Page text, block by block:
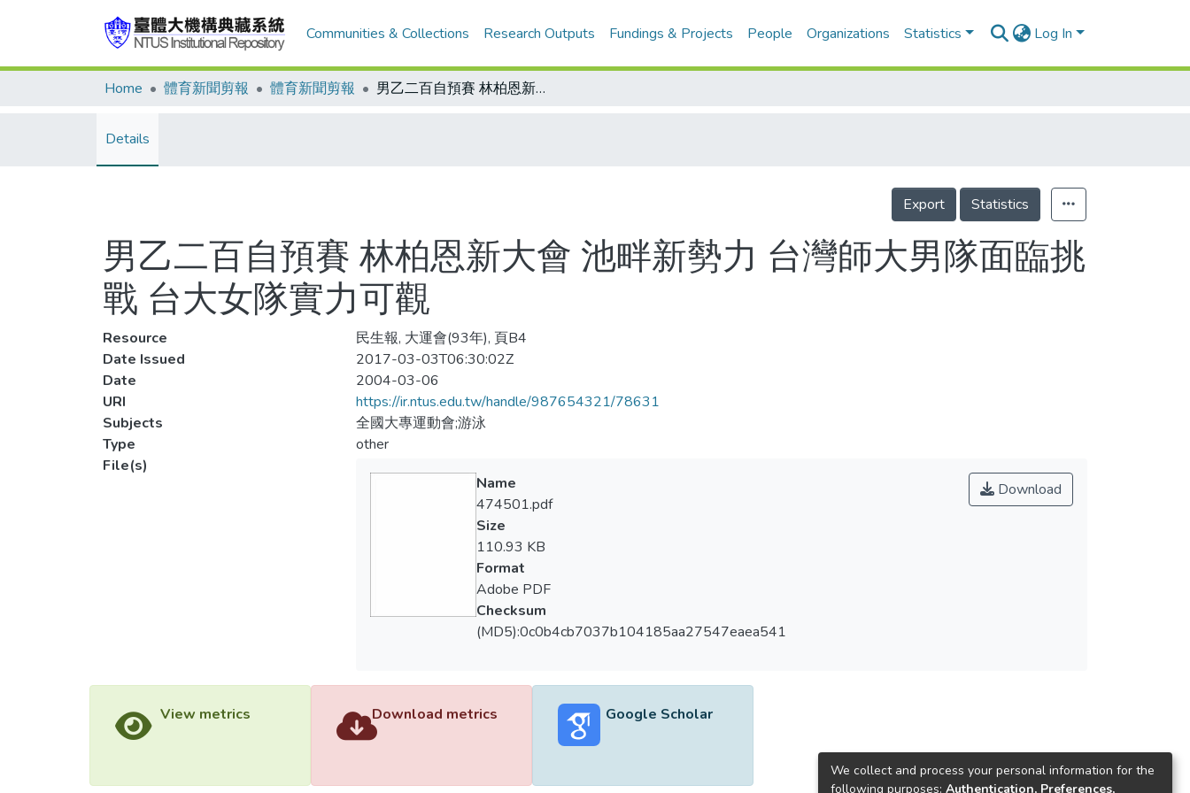
Communities & Collections Research Outputs Fundings & Projects People Organizations Statistics Log In
Home 體育新聞剪報 體育新聞剪報 男乙二百自預賽 林柏恩新大會 池畔新勢力 台灣師大男隊面臨挑戰 台大女隊實力可觀
Details
Export Statistics
男乙二百自預賽 林柏恩新大會 池畔新勢力 台灣師大男隊面臨挑
戰 台大女隊實力可觀
Resource
民生報, 大運會(93年), 頁B4
Date Issued
2017-03-03T06:30:02Z
Date
2004-03-06
URI
https://ir.ntus.edu.tw/handle/987654321/78631
Subjects
全國大專運動會;游泳
Type
other
File(s)
Download
Name
474501.pdf
Size
110.93 KB
Format
Adobe PDF
Checksum
(MD5):0c0b4cb7037b104185aa27547eaea541
View metrics Download metrics Google Scholar
We collect and process your personal information for the
following purposes: Authentication, Preferences,